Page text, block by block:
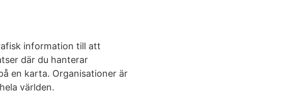
information till att
där du hanterar
en karta. Organisationer är
världen.